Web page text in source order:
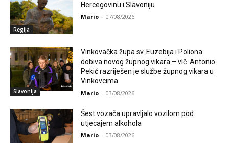
Regija
Hercegovinu i Slavoniju
Mario - 07/08/2026
Slavonija
Vinkovačka župa sv. Euzebija i Poliona
dobiva novog župnog vikara – vlč. Antonio
Pekić razriješen je službe župnog vikara u
Vinkovcima
Mario - 03/08/2026
Šest vozača upravljalo vozilom pod
utjecajem alkohola
Mario - 03/08/2026